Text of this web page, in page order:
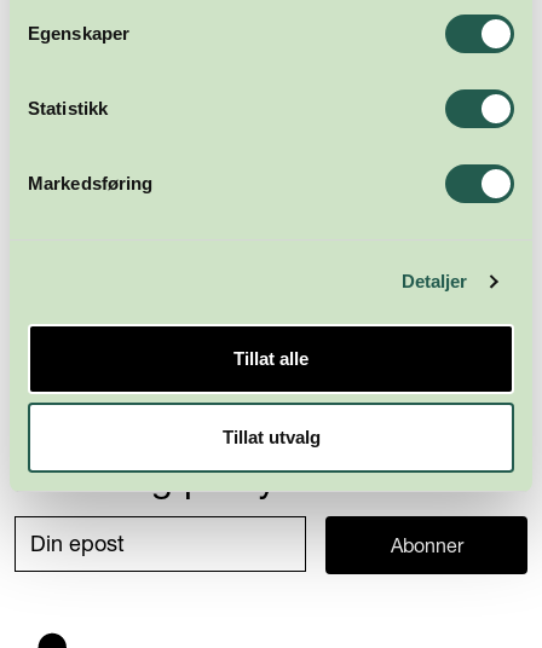
Egenskaper
Statistikk
Markedsføring
Detaljer
Tillat alle
Tillat utvalg
Meld deg på nyhetsbrevet
Abonner